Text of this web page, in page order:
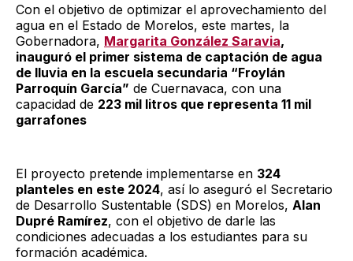
Con el objetivo de optimizar el aprovechamiento del
agua en el Estado de Morelos, este martes, la
Gobernadora, Margarita González Saravia,
inauguró el primer sistema de captación de agua
de lluvia en la escuela secundaria “Froylán
Parroquín García” de Cuernavaca, con una
capacidad de 223 mil litros que representa 11 mil
garrafones
El proyecto pretende implementarse en 324
planteles en este 2024, así lo aseguró el Secretario
de Desarrollo Sustentable (SDS) en Morelos, Alan
Dupré Ramírez, con el objetivo de darle las
condiciones adecuadas a los estudiantes para su
formación académica.